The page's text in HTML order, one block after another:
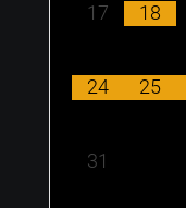
17
18
24
25
31